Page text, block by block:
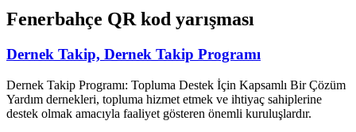
Fenerbahçe QR kod yarışması
Dernek Takip, Dernek Takip Programı
Dernek Takip Programı: Topluma Destek İçin Kapsamlı Bir Çözüm
Yardım dernekleri, topluma hizmet etmek ve ihtiyaç sahiplerine
destek olmak amacıyla faaliyet gösteren önemli kuruluşlardır.